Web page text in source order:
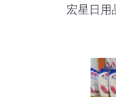
宏星日用